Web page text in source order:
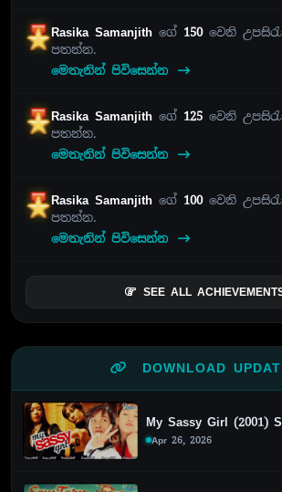
Rasika Samanjithගේ 150වෙනි
පතන්න.
මෙතැනින් පිවිසෙන්න
Rasika Samanjithගේ 125 වෙනි
පතන්න.
මෙතැනින් පිවිසෙන්න
Rasika Samanjithගේ 100වෙනි
පතන්න.
මෙතැනින් පිවිසෙන්න
SEE ALL
DOWNLOAD
My Sassy Girl (2001)
Apr 26, 2026